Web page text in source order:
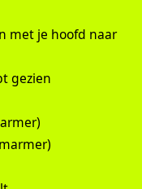
met je hoofd naar
gezien